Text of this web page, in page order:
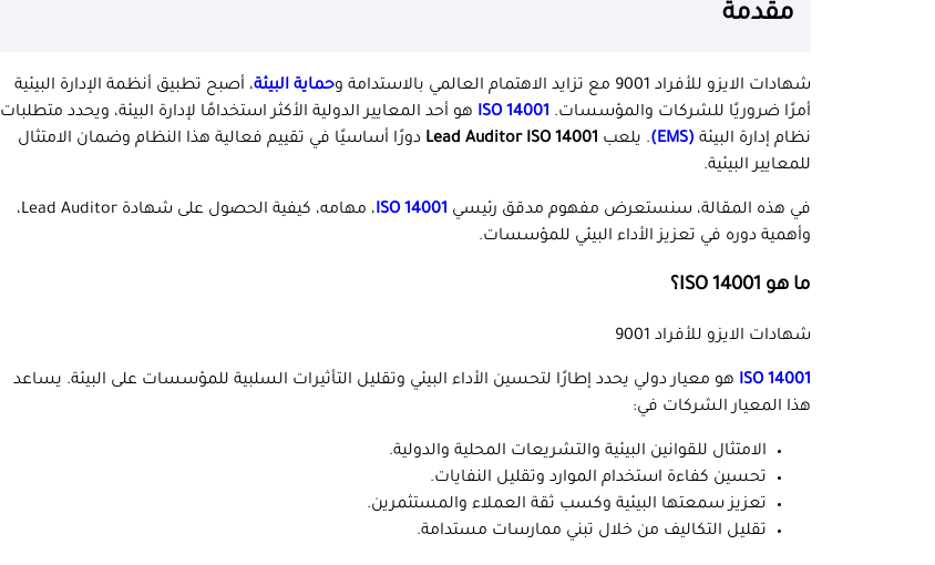
مقدمة
شهادات الايزو للأفراد 9001 مع تزايد الاهتمام العالمي بالاستدامة و حماية البيئة، أصبح تطبيق أنظمة الإدارة البيئية
أمرًا ضروريًا للشركات والمؤسسات. ISO 14001 هو أحد المعايير الدولية الأكثر استخدامًا لإدارة البيئة، ويحدد متطلبات
نظام إدارة البيئة (EMS) . يلعب Lead Auditor ISO 14001 دورًا أساسيًا في تقييم فعالية هذا النظام وضمان الامتثال
للمعايير البيئية.
في هذه المقالة، سنستعرض مفهوم مدقق رئيسي
، مهامه، كيفية الحصول على شهادة Lead Auditor،
وأهمية دوره في تعزيز الأداء البيئي للمؤسسات.
ما هو ISO 14001؟
شهادات الايزو للأفراد 9001
ISO 14001 هو معيار دولي يحدد إطارًا لتحسين الأداء البيئي وتقليل التأثيرات السلبية للمؤسسات على البيئة. يساعد
هذا المعيار الشركات في:
الامتثال للقوانين البيئية والتشريعات المحلية والدولية.
تحسين كفاءة استخدام الموارد وتقليل النفايات.
تعزيز سمعتها البيئية وكسب ثقة العملاء والمستثمرين.
تقليل التكاليف من خلال تبني ممارسات مستدامة.